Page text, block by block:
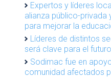
Expertos y líderes
alianza público-privada
para mejorar la
Líderes de distintos
será clave para el
Sodimac fue en
comunidad afectados